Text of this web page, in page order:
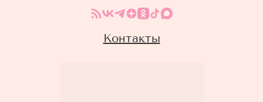
Контакты